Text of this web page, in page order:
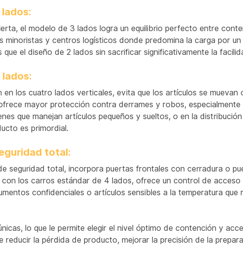
el modelo de 3 lados logra un equilibrio perfecto entre
minoristas y centros logísticos donde predomina la carga por
el diseño de 2 lados sin sacrificar significativamente la
los cuatro lados verticales, evita que los artículos se
mayor protección contra derrames y robos,
que manejan artículos pequeños y sueltos, o en la
es primordial.
total:
seguridad total, incorpora puertas frontales con cerradura o
los carros estándar de 4 lados, ofrece un control de
confidenciales o artículos sensibles a la temperatura
lo que le permite elegir el nivel óptimo de contención y
reducir la pérdida de producto, mejorar la precisión de la